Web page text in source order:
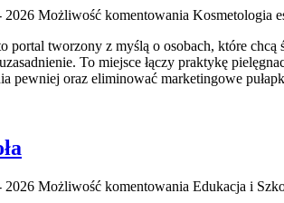
2026 Możliwość komentowania Kosmetologia
portal tworzony z myślą o osobach, które
To miejsce łączy praktykę
pewniej oraz eliminować marketingowe
2026 Możliwość komentowania Edukacja i